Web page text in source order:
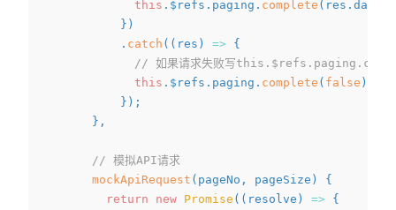
this . $refs . paging . complete ( res . data
} )
. catch ( ( res ) =>
{
// 如果请求失败写
this . $refs . paging . complete ( false )
} ) ;
} ,
// 模拟API请求
mockApiRequest ( pageNo , pageSize )
{
return
new Promise ( ( resolve ) =>
{